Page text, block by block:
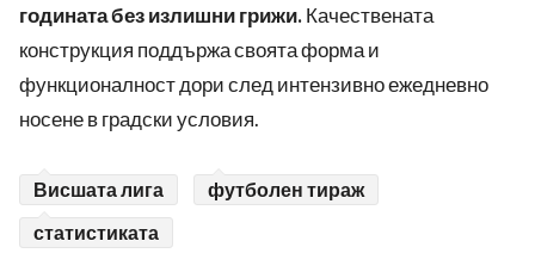
годината без излишни грижи.Качествената
конструкция поддържа своята форма и
функционалност дори след интензивно ежедневно
носене в градски условия.
Висшата лига
футболен тираж
статистиката